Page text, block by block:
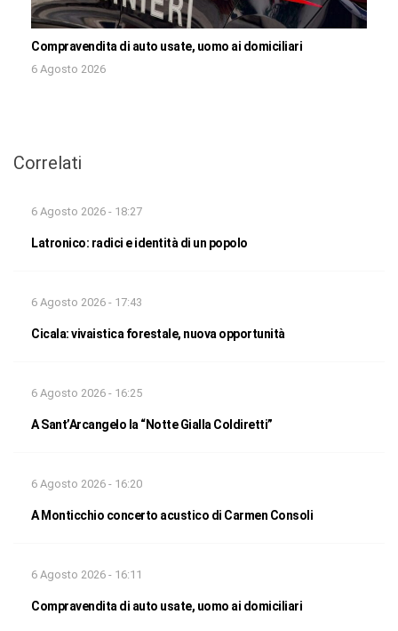
Compravendita di auto usate, uomo ai domiciliari
6 Agosto 2026
Correlati
6 Agosto 2026 - 18:27
Latronico: radici e identità di un popolo
6 Agosto 2026 - 17:43
Cicala: vivaistica forestale, nuova opportunità
6 Agosto 2026 - 16:25
A Sant’Arcangelo la “Notte Gialla Coldiretti”
6 Agosto 2026 - 16:20
A Monticchio concerto acustico di Carmen Consoli
6 Agosto 2026 - 16:11
Compravendita di auto usate, uomo ai domiciliari